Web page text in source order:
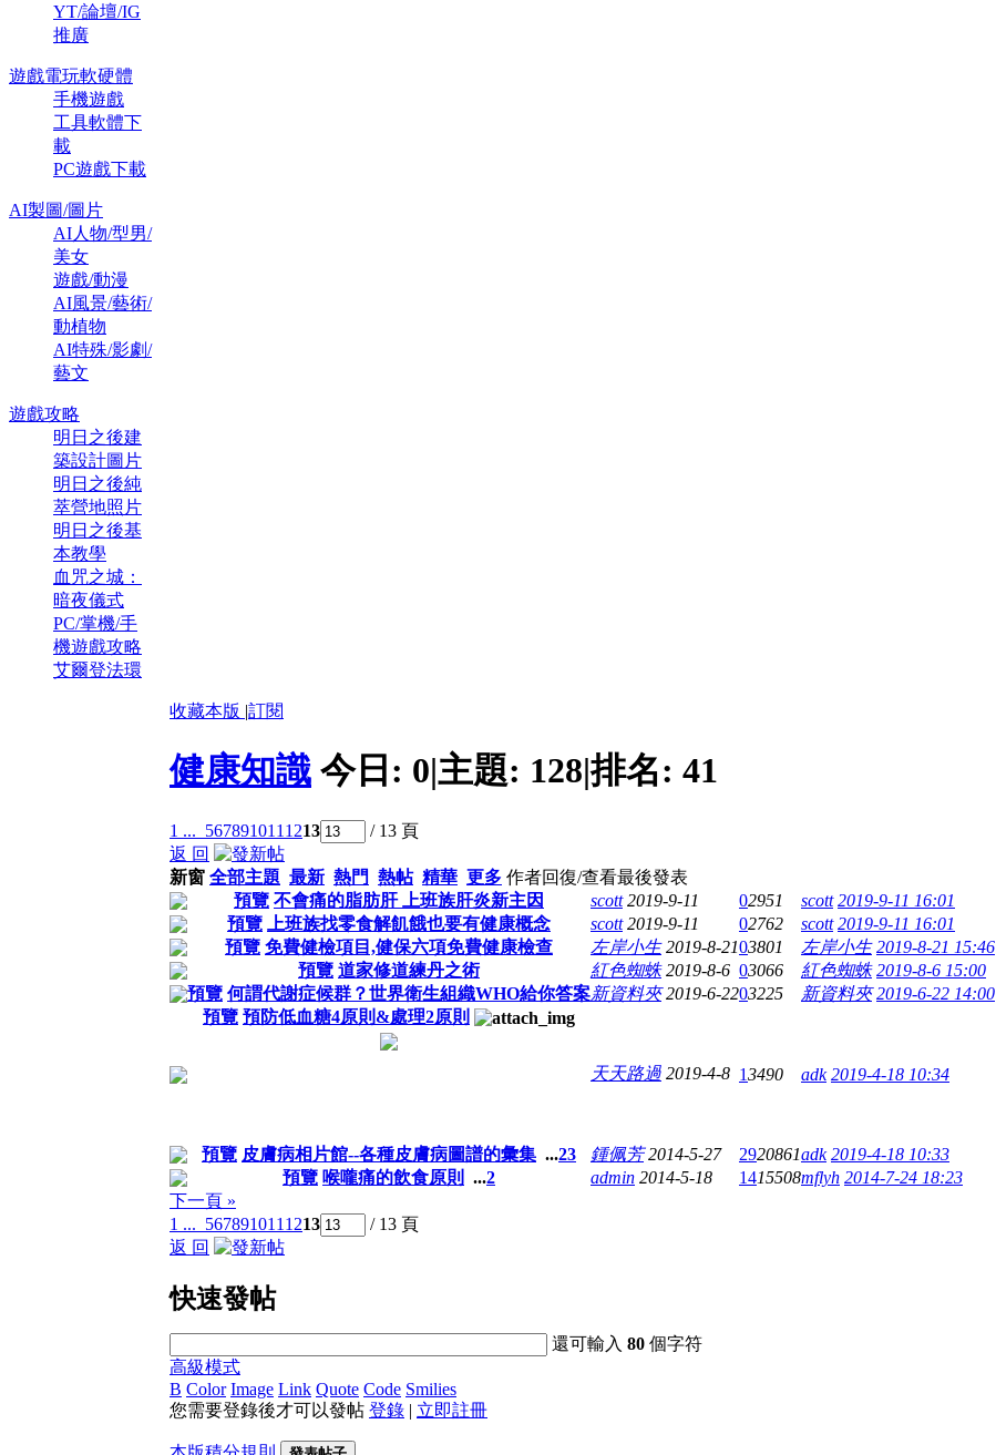
YT/論壇/IG
推廣
遊戲電玩軟硬體
手機遊戲
工具軟體下
載
PC遊戲下載
AI製圖/圖片
AI人物/型男/
美女
遊戲/動漫
AI風景/藝術/
動植物
AI特殊/影劇/
藝文
遊戲攻略
明日之後建
築設計圖片
明日之後純
萃營地照片
明日之後基
本教學
血咒之城：
暗夜儀式
PC/掌機/手
機遊戲攻略
艾爾登法環
收藏本版 |訂閱
健康知識 今日: 0|主題: 128|排名: 41
1 ... 567891011 1213
/ 13 頁
返 回
新窗 全部主題 最新 熱門 熱帖 精華 更多 作者回復/查看最後發表
預覽 不會痛的脂肪肝 上班族肝炎新主因 scott 2019-9-11 02951 scott 2019-9-11 16:01
預覽
上班族找零食解飢餓也要有健康概念 scott 2019-9-11 02762 scott 2019-9-11 16:01
預覽 免費健檢項目,健保六項免費健康檢查 左岸小生 2019-8-2103801 左岸小生 2019-8-21 15:46
預覽 道家修道練丹之術 紅色蜘蛛 2019-8-6 03066 紅色蜘蛛 2019-8-6 15:00
預覽 何謂代謝症候群？世界衛生組織WHO給你答案新資料夾 2019-6-2203225 新資料夾 2019-6-22 14:00
預覽 預防低血糖4原則&處理2原則
天天路過 2019-4-8 13490 adk 2019-4-18 10:34
預覽 皮膚病相片館--各種皮膚病圖譜的彙集 ...23 鍾佩芳 2014-5-27 2920861adk 2019-4-18 10:33
預覽 喉嚨痛的飲食原則 ...2 admin 2014-5-18 1415508mflyh 2014-7-24 18:23
下一頁 »
1 ... 567891011 1213
/ 13 頁
返 回
快速發帖
還可輸入80 個字符
高級模式
B Color Image Link Quote Code Smilies
您需要登錄後才可以發帖 登錄 | 立即註冊